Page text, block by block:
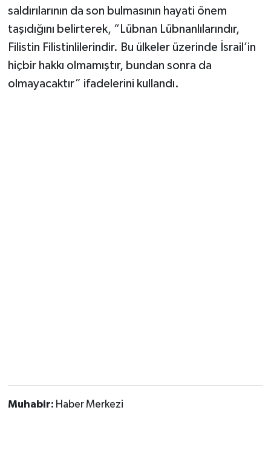
saldırılarının da son bulmasının hayati önem
taşıdığını belirterek, “Lübnan Lübnanlılarındır,
Filistin Filistinlilerindir. Bu ülkeler üzerinde İsrail’in
hiçbir hakkı olmamıştır, bundan sonra da
olmayacaktır” ifadelerini kullandı.
Muhabir: Haber Merkezi